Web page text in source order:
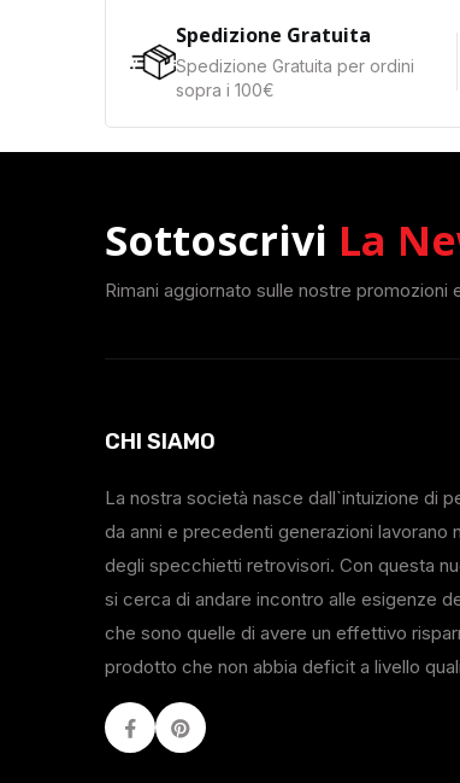
Spedizione Gratuita
Spedizione Gratuita per ordini
sopra i 100€
Sottoscrivi La
Rimani aggiornato sulle nostre promozioni
CHI SIAMO
La nostra società nasce dall`intuizione di
da anni e precedenti generazioni lavorano
degli specchietti retrovisori. Con questa
si cerca di andare incontro alle esigenze
che sono quelle di avere un effettivo
prodotto che non abbia deficit a livello
FacebookYoutube